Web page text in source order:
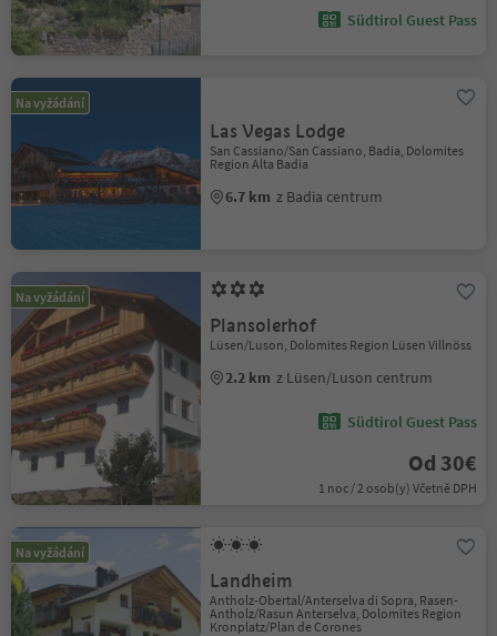
Südtirol Guest Pass
Na vyžádání
Las Vegas Lodge
San Cassiano/San Cassiano, Badia, Dolomites
Region Alta Badia
6.7 km z Badia centrum
Na vyžádání
Plansolerhof
Lüsen/Luson, Dolomites Region Lüsen Villnöss
2.2 km z Lüsen/Luson centrum
Südtirol Guest Pass
Od 30€
1 noc / 2 osob(y) Včetně DPH
Na vyžádání
Landheim
Antholz-Obertal/Anterselva di Sopra, Rasen-
Antholz/Rasun Anterselva, Dolomites Region
Kronplatz/Plan de Corones